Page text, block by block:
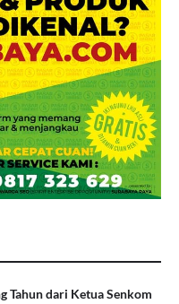
Tahun dari Ketua Senkom